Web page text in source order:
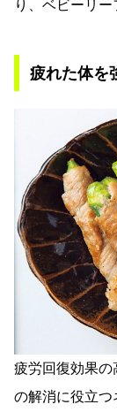
り、ベビーリー
疲れた体を
疲労回復効果
の解消に役立